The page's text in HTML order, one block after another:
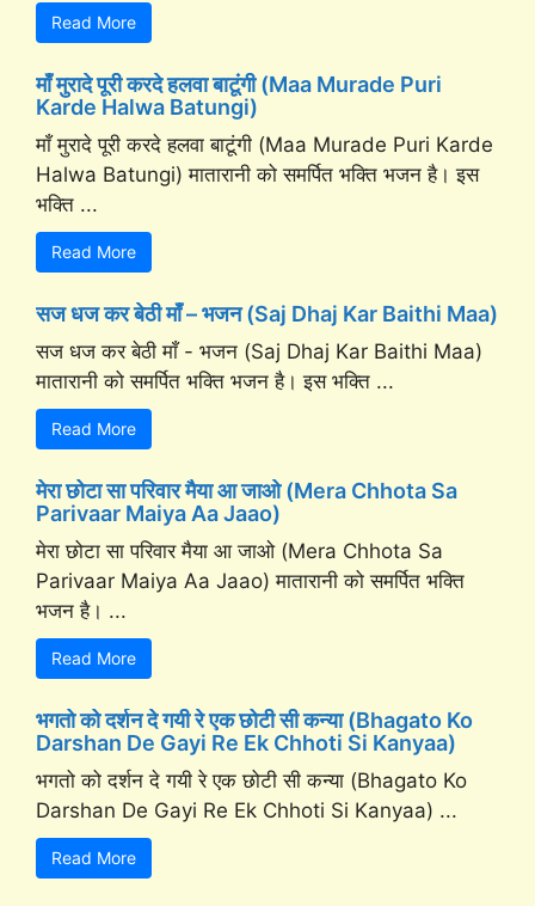
Read More
माँ मुरादे पूरी करदे हलवा बाटूंगी (Maa Murade Puri
Karde Halwa Batungi)
माँ मुरादे पूरी करदे हलवा बाटूंगी (Maa Murade Puri Karde
Halwa Batungi) मातारानी को समर्पित भक्ति भजन है। इस
भक्ति ...
Read More
सज धज कर बेठी माँ – भजन (Saj Dhaj Kar Baithi Maa)
सज धज कर बेठी माँ - भजन (Saj Dhaj Kar Baithi Maa)
मातारानी को समर्पित भक्ति भजन है। इस भक्ति ...
Read More
मेरा छोटा सा परिवार मैया आ जाओ (Mera Chhota Sa
Parivaar Maiya Aa Jaao)
मेरा छोटा सा परिवार मैया आ जाओ (Mera Chhota Sa
Parivaar Maiya Aa Jaao) मातारानी को समर्पित भक्ति
भजन है। ...
Read More
भगतो को दर्शन दे गयी रे एक छोटी सी कन्या (Bhagato Ko
Darshan De Gayi Re Ek Chhoti Si Kanyaa)
भगतो को दर्शन दे गयी रे एक छोटी सी कन्या (Bhagato Ko
Darshan De Gayi Re Ek Chhoti Si Kanyaa) ...
Read More